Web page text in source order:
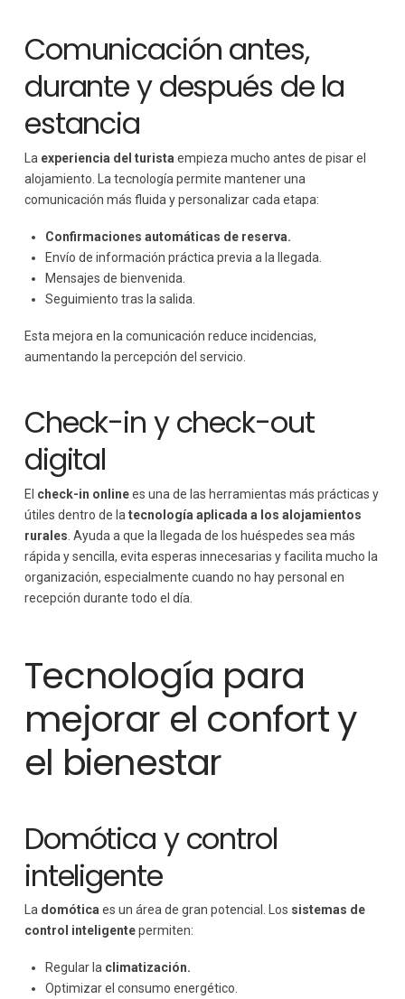
Comunicación antes,
durante y después de la
estancia
La experiencia del turista empieza mucho antes de pisar el
alojamiento. La tecnología permite mantener una
comunicación más fluida y personalizar cada etapa:
Confirmaciones automáticas de reserva.
Envío de información práctica previa a la llegada.
Mensajes de bienvenida.
Seguimiento tras la salida.
Esta mejora en la comunicación reduce incidencias,
aumentando la percepción del servicio.
Check-in y check-out
digital
El check-in onlinees una de las herramientas más prácticas y
útiles dentro de la tecnología aplicada a los alojamientos
rurales . Ayuda a que la llegada de los huéspedes sea más
rápida y sencilla, evita esperas innecesarias y facilita mucho la
organización, especialmente cuando no hay personal en
recepción durante todo el día.
Tecnología para
mejorar el confort y
el bienestar
Domótica y control
inteligente
La domótica es un área de gran potencial. Los sistemas de
control inteligentepermiten:
Regular la climatización.
Optimizar el consumo energético.